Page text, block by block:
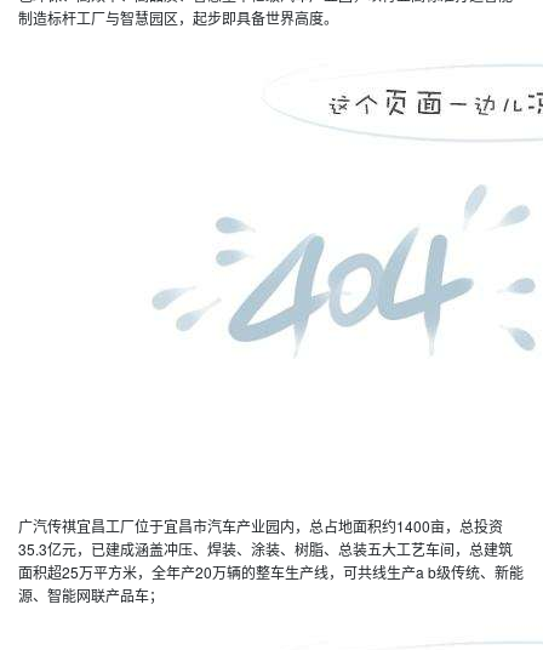
制造标杆工厂与智慧园区，起步即具备世界高度。
广汽传祺宜昌工厂位于宜昌市汽车产业园内，总占地面积约1400亩，总投资
35.3亿元，已建成涵盖冲压、焊装、涂装、树脂、总装五大工艺车间，总建筑
面积超25万平方米，全年产20万辆的整车生产线，可共线生产a b级传统、新能
源、智能网联产品车；